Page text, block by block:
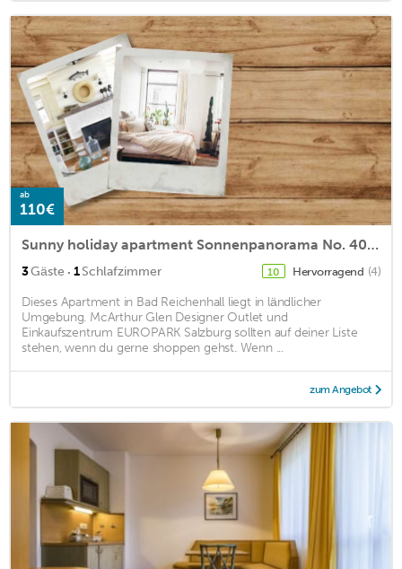
ab
110€
Sunny holiday apartment Sonnenpanorama No. 4081, 40sqm, balcony
3Gäste · 1Schlafzimmer 10 Hervorragend (4)
Dieses Apartment in Bad Reichenhall liegt in ländlicher
Umgebung. McArthur Glen Designer Outlet und
Einkaufszentrum EUROPARK Salzburg sollten auf deiner Liste
stehen, wenn du gerne shoppen gehst. Wenn ...
zum Angebot